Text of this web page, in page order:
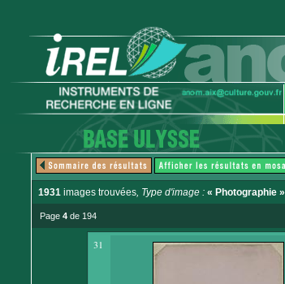
1931 images trouvées, Type d'image : « Photographie »
Page 4 de 194
31